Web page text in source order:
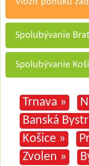
Vložiť ponuku
Spolubývanie
Spolubývanie
Trnava »
Banská
Košice »
Zvolen »